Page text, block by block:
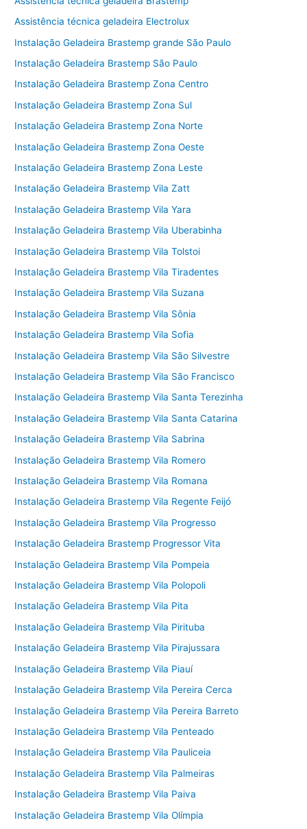
Assistência técnica geladeira Electrolux
Instalação Geladeira Brastemp grande São Paulo
Instalação Geladeira Brastemp São Paulo
Instalação Geladeira Brastemp Zona Centro
Instalação Geladeira Brastemp Zona Sul
Instalação Geladeira Brastemp Zona Norte
Instalação Geladeira Brastemp Zona Oeste
Instalação Geladeira Brastemp Zona Leste
Instalação Geladeira Brastemp Vila Zatt
Instalação Geladeira Brastemp Vila Yara
Instalação Geladeira Brastemp Vila Uberabinha
Instalação Geladeira Brastemp Vila Tolstoi
Instalação Geladeira Brastemp Vila Tiradentes
Instalação Geladeira Brastemp Vila Suzana
Instalação Geladeira Brastemp Vila Sônia
Instalação Geladeira Brastemp Vila Sofia
Instalação Geladeira Brastemp Vila São Silvestre
Instalação Geladeira Brastemp Vila São Francisco
Instalação Geladeira Brastemp Vila Santa Terezinha
Instalação Geladeira Brastemp Vila Santa Catarina
Instalação Geladeira Brastemp Vila Sabrina
Instalação Geladeira Brastemp Vila Romero
Instalação Geladeira Brastemp Vila Romana
Instalação Geladeira Brastemp Vila Regente Feijó
Instalação Geladeira Brastemp Vila Progresso
Instalação Geladeira Brastemp Progressor Vita
Instalação Geladeira Brastemp Vila Pompeia
Instalação Geladeira Brastemp Vila Polopoli
Instalação Geladeira Brastemp Vila Pita
Instalação Geladeira Brastemp Vila Pirituba
Instalação Geladeira Brastemp Vila Pirajussara
Instalação Geladeira Brastemp Vila Piauí
Instalação Geladeira Brastemp Vila Pereira Cerca
Instalação Geladeira Brastemp Vila Pereira Barreto
Instalação Geladeira Brastemp Vila Penteado
Instalação Geladeira Brastemp Vila Pauliceia
Instalação Geladeira Brastemp Vila Palmeiras
Instalação Geladeira Brastemp Vila Paiva
Instalação Geladeira Brastemp Vila Olímpia